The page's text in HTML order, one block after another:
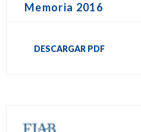
Memoria 2016
DESCARGAR PDF